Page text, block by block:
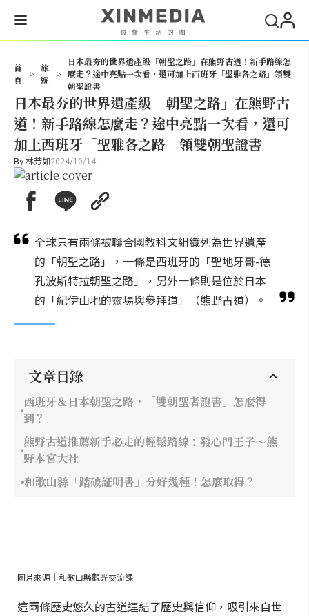
首
頁
>
旅
遊
>
日本最夯的世界遺產級「朝聖之路」在熊野古道！新手路線怎
麼走？途中亮點一次看，還可加上西班牙「聖雅各之路」領雙
朝聖證書
日本最夯的世界遺產級「朝聖之路」在熊野古
道！新手路線怎麼走？途中亮點一次看，還可
加上西班牙「聖雅各之路」領雙朝聖證書
By林芳如2024/10/14
全球只有兩條被聯合國教科文組織列為世界遺產
的「朝聖之路」，一條是西班牙的「聖地牙哥-德
孔波斯特拉朝聖之路」，另外一條則是位於日本
的「紀伊山地的靈場與參拜道」（熊野古道）。
文章目錄
西班牙＆日本朝聖之路，「雙朝聖者證書」怎麼得
到？
熊野古道推薦新手必走的輕鬆路線：發心門王子～熊
野本宮大社
和歌山縣「踏破証明書」分好幾種！怎麼取得？
圖片來源｜和歌山縣觀光交流課
這兩條歷史悠久的古道連結了歷史與信仰，吸引來自世